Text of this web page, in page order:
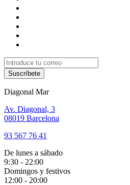
Suscríbete
Diagonal Mar
Av. Diagonal, 3
08019 Barcelona
93 567 76 41
De lunes a sábado
9:30 - 22:00
Domingos y festivos
12:00 - 20:00